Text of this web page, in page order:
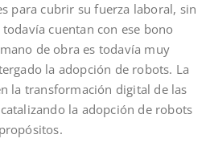
para cubrir su fuerza laboral, sin
cuentan con ese bono
de obra es todavía muy
la adopción de robots. La
la transformación digital de las
la adopción de robots